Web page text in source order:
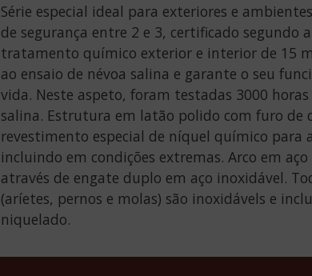
Série especial ideal para exteriores e
de segurança entre 2 e 3, certificado segundo
tratamento químico exterior e interior de 15
ao ensaio de névoa salina e garante o seu
vida. Neste aspeto, foram testadas 3000
salina. Estrutura em latão polido com furo de
revestimento especial de níquel químico para
incluindo em condições extremas. Arco em
através de engate duplo em aço inoxidável.
(aríetes, pernos e molas) são inoxidávels e
niquelado.